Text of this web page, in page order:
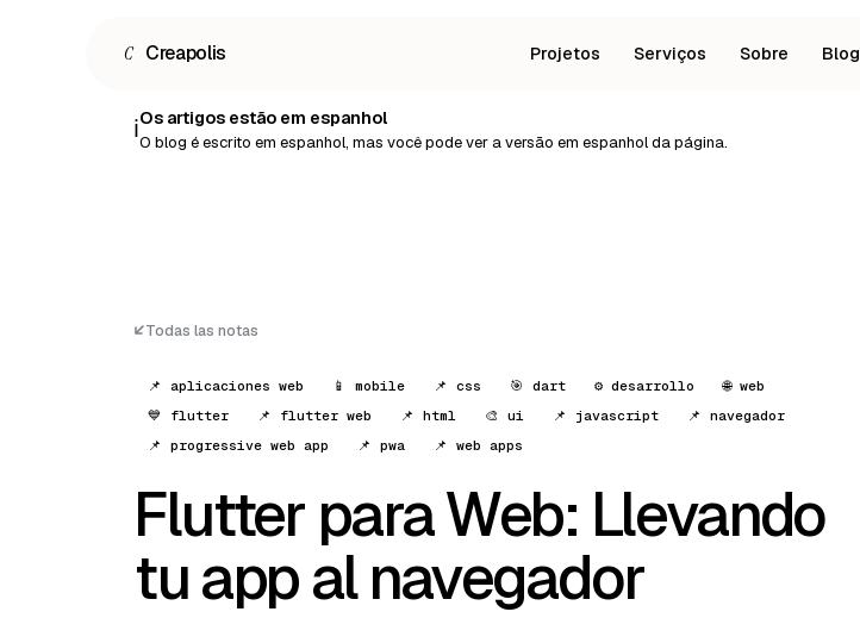
C Creapolis Projetos Serviços Sobre Blog
ℹ️Os artigos estão em espanhol
O blog é escrito em espanhol, mas você pode ver a versão em espanhol da página.
Todas las notas
📌 aplicaciones web 📱 mobile 📌 css 🎯 dart ⚙️ desarrollo
🌐 web
💙 flutter
📌 flutter web 📌 html 🎨 ui 📌 javascript
📌 navegador
📌 progressive web app
📌 pwa 📌 web apps
Flutter para Web: Llevando
tu app al navegador